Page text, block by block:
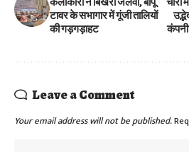
टावर के सभागार में गूंजी तालियों
की गड़गड़ाहट
कंपनी
Leave a Comment
Your email address will not be published.